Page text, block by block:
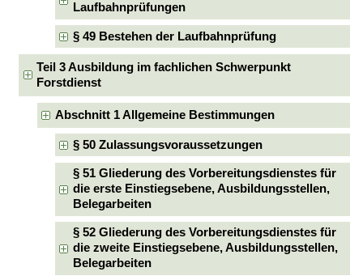
Laufbahnprüfungen
§ 49 Bestehen der Laufbahnprüfung
Teil 3 Ausbildung im fachlichen Schwerpunkt
Forstdienst
Abschnitt 1 Allgemeine Bestimmungen
§ 50 Zulassungsvoraussetzungen
§ 51 Gliederung des Vorbereitungsdienstes für
die erste Einstiegsebene, Ausbildungsstellen,
Belegarbeiten
§ 52 Gliederung des Vorbereitungsdienstes für
die zweite Einstiegsebene, Ausbildungsstellen,
Belegarbeiten